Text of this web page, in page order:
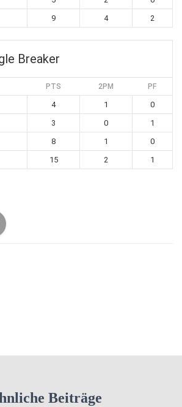
9 4 2
Breaker
PTS 2PM PF
4 1
0
3 0
1
8 1
0
15 2 1
Beiträge